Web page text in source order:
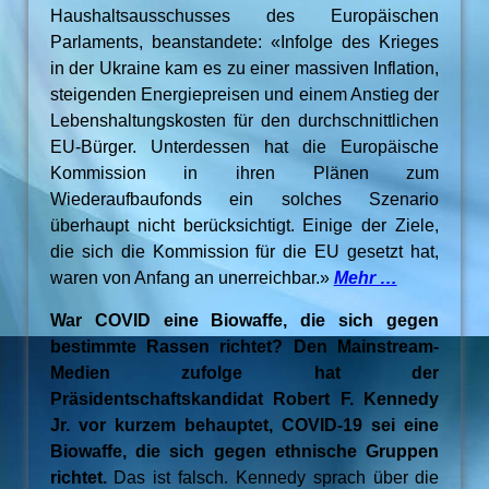
Haushaltsausschusses des Europäischen
Parlaments, beanstandete: «Infolge des Krieges
in der Ukraine kam es zu einer massiven Inflation,
steigenden Energiepreisen und einem Anstieg der
Lebenshaltungskosten für den durchschnittlichen
EU-Bürger. Unterdessen hat die Europäische
Kommission in ihren Plänen zum
Wiederaufbaufonds ein solches Szenario
überhaupt nicht berücksichtigt. Einige der Ziele,
die sich die Kommission für die EU gesetzt hat,
waren von Anfang an unerreichbar.» Mehr …
War COVID eine Biowaffe, die sich gegen
bestimmte Rassen richtet? Den Mainstream-
Medien zufolge hat der
Präsidentschaftskandidat Robert F. Kennedy
Jr. vor kurzem behauptet, COVID-19 sei eine
Biowaffe, die sich gegen ethnische Gruppen
richtet.Das ist falsch. Kennedy sprach über die